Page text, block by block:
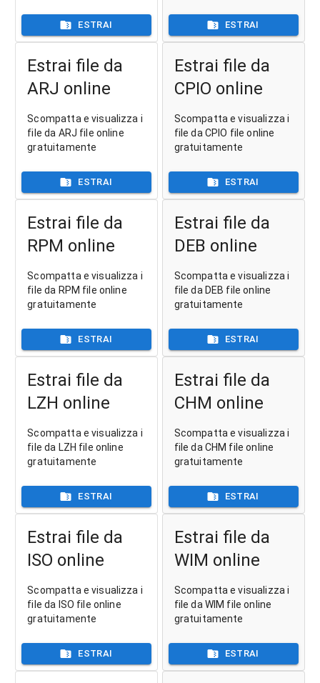
ESTRAI ESTRAI
Estrai file da
ARJ online
Scompatta e visualizza i
file da ARJ file online
gratuitamente
ESTRAI
Estrai file da
CPIO online
Scompatta e visualizza i
file da CPIO file online
gratuitamente
ESTRAI
Estrai file da
RPM online
Scompatta e visualizza i
file da RPM file online
gratuitamente
ESTRAI
Estrai file da
DEB online
Scompatta e visualizza i
file da DEB file online
gratuitamente
ESTRAI
Estrai file da
LZH online
Scompatta e visualizza i
file da LZH file online
gratuitamente
ESTRAI
Estrai file da
CHM online
Scompatta e visualizza i
file da CHM file online
gratuitamente
ESTRAI
Estrai file da
ISO online
Scompatta e visualizza i
file da ISO file online
gratuitamente
ESTRAI
Estrai file da
WIM online
Scompatta e visualizza i
file da WIM file online
gratuitamente
ESTRAI